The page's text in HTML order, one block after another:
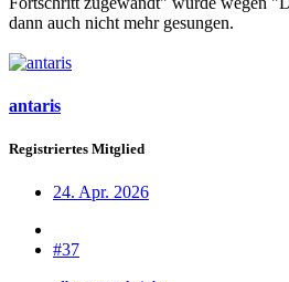
dann auch nicht mehr gesungen.
antaris
Registriertes Mitglied
24. Apr. 2026
#37